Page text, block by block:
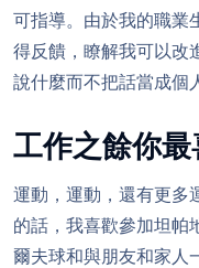
可指導。由於我的職業
得反饋，瞭解我可以改
說什麼而不把話當成個
工作之餘你最
運動，運動，還有更多
的話，我喜歡參加坦帕
爾夫球和與朋友和家人